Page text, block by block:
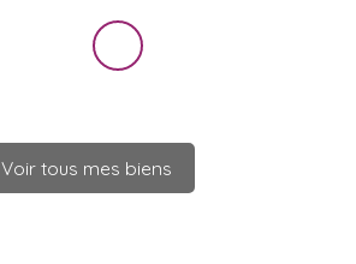
Voir tous mes biens